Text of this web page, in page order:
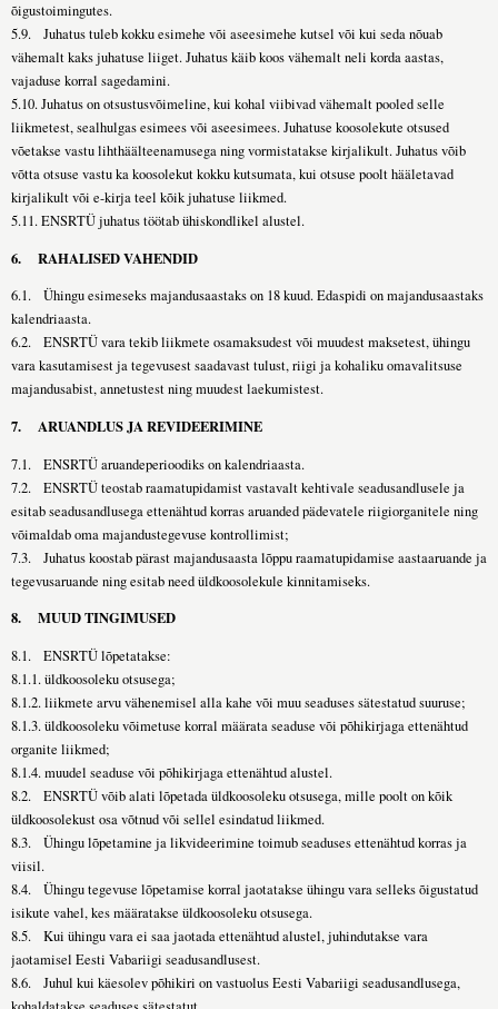
õigustoimingutes.
5.9. Juhatus tuleb kokku esimehe või aseesimehe kutsel või kui seda nõuab
vähemalt kaks juhatuse liiget. Juhatus käib koos vähemalt neli korda aastas,
vajaduse korral sagedamini.
5.10. Juhatus on otsustusvõimeline, kui kohal viibivad vähemalt pooled selle
liikmetest, sealhulgas esimees või aseesimees. Juhatuse koosolekute otsused
võetakse vastu lihthäälteenamusega ning vormistatakse kirjalikult. Juhatus võib
võtta otsuse vastu ka koosolekut kokku kutsumata, kui otsuse poolt hääletavad
kirjalikult või e-kirja teel kõik juhatuse liikmed.
5.11. ENSRTÜ juhatus töötab ühiskondlikel alustel.
6. RAHALISED VAHENDID
6.1. Ühingu esimeseks majandusaastaks on 18 kuud. Edaspidi on majandusaastaks
kalendriaasta.
6.2. ENSRTÜ vara tekib liikmete osamaksudest või muudest maksetest, ühingu
vara kasutamisest ja tegevusest saadavast tulust, riigi ja kohaliku omavalitsuse
majandusabist, annetustest ning muudest laekumistest.
7. ARUANDLUS JA REVIDEERIMINE
7.1. ENSRTÜ aruandeperioodiks on kalendriaasta.
7.2. ENSRTÜ teostab raamatupidamist vastavalt kehtivale seadusandlusele ja
esitab seadusandlusega ettenähtud korras aruanded pädevatele riigiorganitele ning
võimaldab oma majandustegevuse kontrollimist;
7.3. Juhatus koostab pärast majandusaasta lõppu raamatupidamise aastaaruande ja
tegevusaruande ning esitab need üldkoosolekule kinnitamiseks.
8. MUUD TINGIMUSED
8.1. ENSRTÜ lõpetatakse:
8.1.1. üldkoosoleku otsusega;
8.1.2. liikmete arvu vähenemisel alla kahe või muu seaduses sätestatud suuruse;
8.1.3. üldkoosoleku võimetuse korral määrata seaduse või põhikirjaga ettenähtud
organite liikmed;
8.1.4. muudel seaduse või põhikirjaga ettenähtud alustel.
8.2. ENSRTÜ võib alati lõpetada üldkoosoleku otsusega, mille poolt on kõik
üldkoosolekust osa võtnud või sellel esindatud liikmed.
8.3. Ühingu lõpetamine ja likvideerimine toimub seaduses ettenähtud korras ja
viisil.
8.4. Ühingu tegevuse lõpetamise korral jaotatakse ühingu vara selleks õigustatud
isikute vahel, kes määratakse üldkoosoleku otsusega.
8.5. Kui ühingu vara ei saa jaotada ettenähtud alustel, juhindutakse vara
jaotamisel Eesti Vabariigi seadusandlusest.
8.6. Juhul kui käesolev põhikiri on vastuolus Eesti Vabariigi seadusandlusega,